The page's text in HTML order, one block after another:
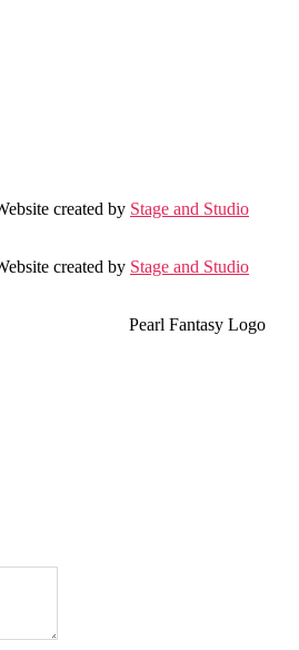
created by Stage and Studio
created by Stage and Studio